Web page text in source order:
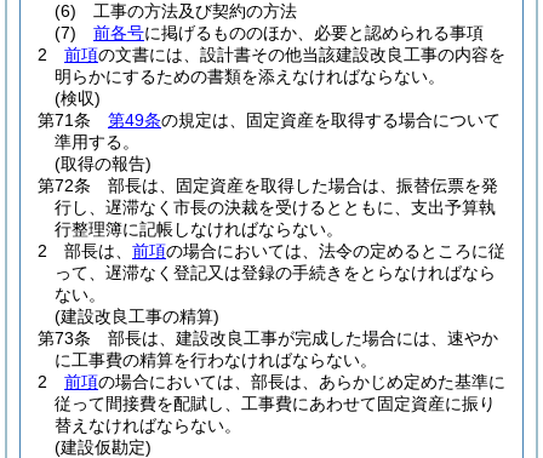
(6)
工事の方法及び契約の方法
(7)
前各号に掲げるもののほか、必要と認められる事項
2
前項の文書には、設計書その他当該建設改良工事の内容を
明らかにするための書類を添えなければならない。
(検収)
第71条
第49条の規定は、固定資産を取得する場合について
準用する。
(取得の報告)
第72条
部長は、固定資産を取得した場合は、振替伝票を発
行し、遅滞なく市長の決裁を受けるとともに、支出予算執
行整理簿に記帳しなければならない。
2
部長は、 前項の場合においては、法令の定めるところに従
って、遅滞なく登記又は登録の手続きをとらなければなら
ない。
(建設改良工事の精算)
第73条
部長は、建設改良工事が完成した場合には、速やか
に工事費の精算を行わなければならない。
2
前項の場合においては、部長は、あらかじめ定めた基準に
従って間接費を配賦し、工事費にあわせて固定資産に振り
替えなければならない。
(建設仮勘定)